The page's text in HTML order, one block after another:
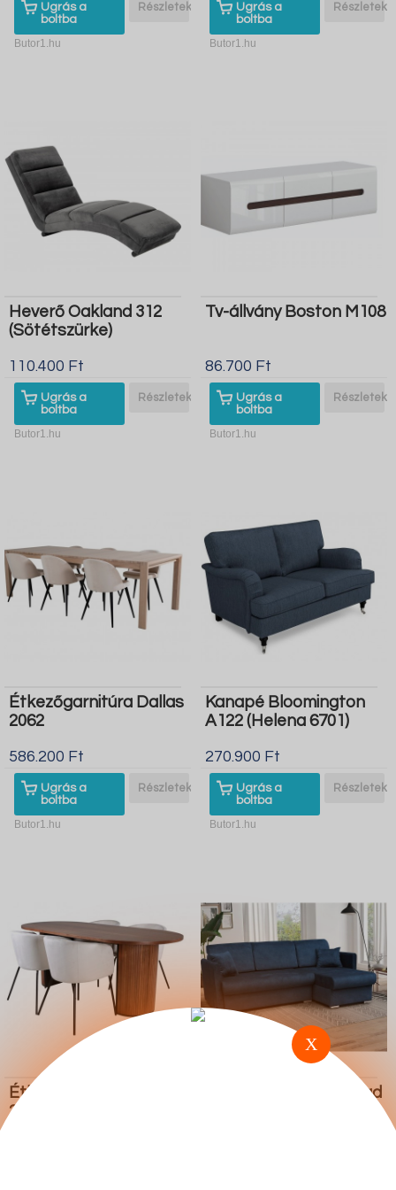
Ugrás a
boltba
Részletek
Butor1.hu
Ugrás a
boltba
Részletek
Butor1.hu
Heverő Oakland 312
(Sötétszürke)
110.400 Ft
Ugrás a
boltba
Részletek
Butor1.hu
Tv-állvány Boston M108
86.700 Ft
Ugrás a
boltba
Részletek
Butor1.hu
Étkezőgarnitúra Dallas
2062
586.200 Ft
Ugrás a
boltba
Részletek
Butor1.hu
Kanapé Bloomington
A122 (Helena 6701)
270.900 Ft
Ugrás a
boltba
Részletek
Butor1.hu
Étkezőgarnitúra Dallas
2749 (Krém Fekete)
Sarokkanapé Carlsbad
X